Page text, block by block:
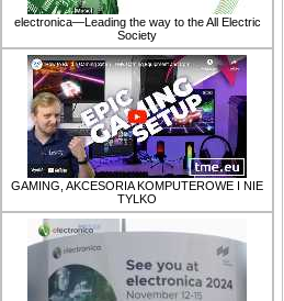
electronica—Leading the way to the All Electric
Society
GAMING, AKCESORIA KOMPUTEROWE I NIE
TYLKO